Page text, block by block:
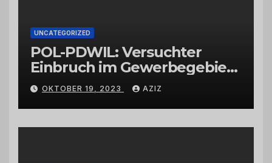
UNCATEGORIZED
POL-PDWIL: Versuchter
Einbruch im Gewerbegebiet
Wittlich
OKTOBER 19, 2023 AZIZ